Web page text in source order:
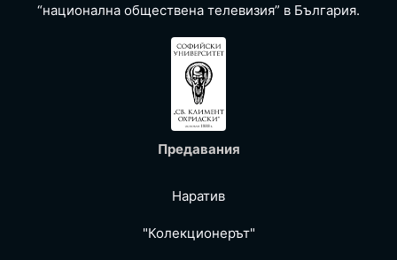
“национална обществена телевизия” в България.
Предавания
Наратив
"Колекционерът"